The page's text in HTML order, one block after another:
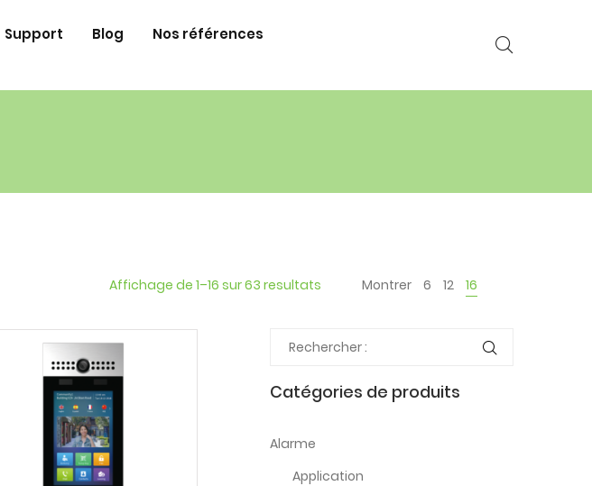
Support Blog
Nos références
Affichage de 1–16 sur 63 resultats Montrer 6 12 16
Catégories de produits
Alarme
Application